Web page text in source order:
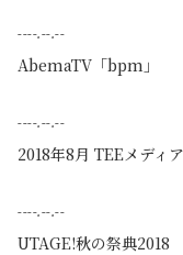
----.--.--
AbemaTV「bpm」
----.--.--
2018年8月 TEEメディ
----.--.--
UTAGE!秋の祭典2018